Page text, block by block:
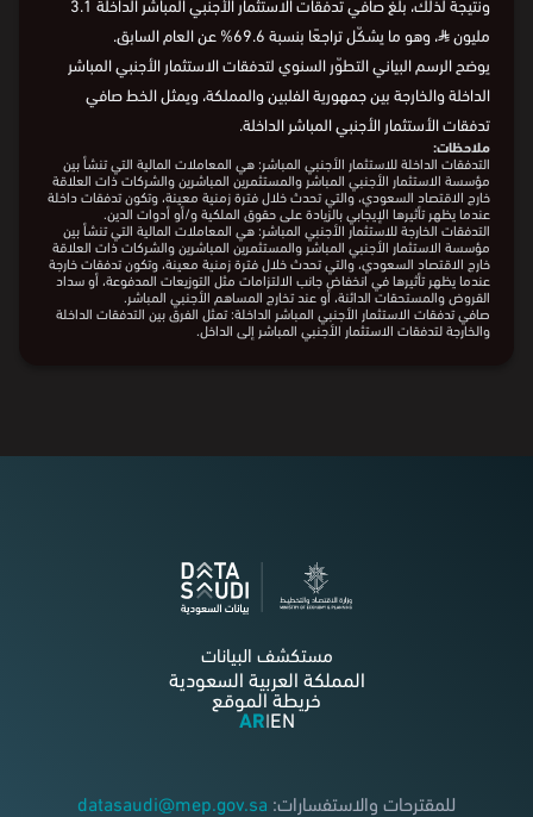
مليون⃁، وهو ما يشكّل تراجعًا بنسبة 69.6% عن العام السابق.
يوضح الرسم البياني التطوّر السنوي لتدفقات الاستثمار الأجنبي المباشر
الداخلة والخارجة بين جمهورية الفلبين والمملكة، ويمثل الخط صافي
تدفقات الأستثمار الأجنبي المباشر الداخلة.
ملاحظات:
التدفقات الداخلة للاستثمار الأجنبي المباشر: هي المعاملات المالية التي تنشأ بين
مؤسسة الاستثمار الأجنبي المباشر والمستثمرين المباشرين والشركات ذات العلاقة
خارج الاقتصاد السعودي، والتي تحدث خلال فترة زمنية معينة، وتكون تدفقات داخلة
عندما يظهر تأثيرها الإيجابي بالزيادة على حقوق الملكية و/أو أدوات الدين.
التدفقات الخارجة للاستثمار الأجنبي المباشر: هي المعاملات المالية التي تنشأ بين
مؤسسة الاستثمار الأجنبي المباشر والمستثمرين المباشرين والشركات ذات العلاقة
خارج الاقتصاد السعودي، والتي تحدث خلال فترة زمنية معينة، وتكون تدفقات خارجة
عندما يظهر تأثيرها في انخفاض جانب الالتزامات مثل التوزيعات المدفوعة، أو سداد
القروض والمستحقات الدائنة، أو عند تخارج المساهم الأجنبي المباشر.
صافي تدفقات الاستثمار الأجنبي المباشر الداخلة: تمثل الفرق بين التدفقات الداخلة
والخارجة لتدفقات الاستثمار الأجنبي المباشر إلى الداخل.
مستكشف البيانات
المملكة العربية السعودية
خريطة الموقع
EN
|
AR
للمقترحات والاستفسارات: datasaudi@mep.gov.sa